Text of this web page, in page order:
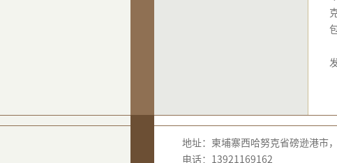
地址：柬埔寨西哈努克省磅逊港市
电话：13921169162